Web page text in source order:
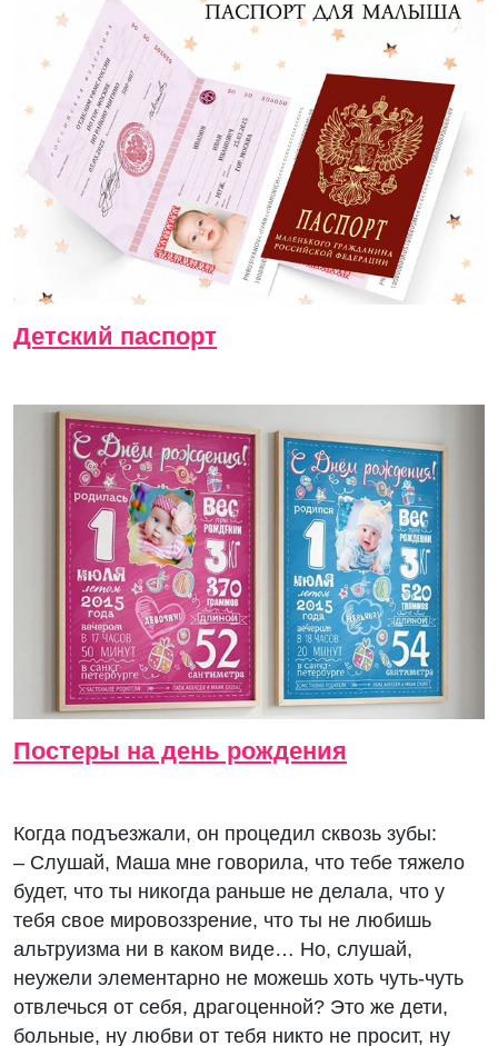
Детский паспорт
Постеры на день рождения
Когда подъезжали, он процедил сквозь зубы:
– Слушай, Маша мне говорила, что тебе тяжело
будет, что ты никогда раньше не делала, что у
тебя свое мировоззрение, что ты не любишь
альтруизма ни в каком виде… Но, слушай,
неужели элементарно не можешь хоть чуть-чуть
отвлечься от себя, драгоценной? Это же дети,
больные, ну любви от тебя никто не просит, ну